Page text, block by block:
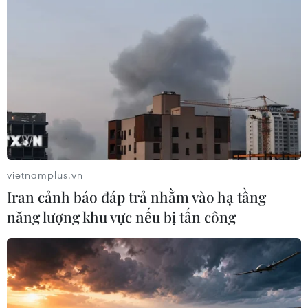
trừng phạt liên quan tới cơ sở hạt nhân ở Fordow kể từ
Iran lên án Mỹ chấm dứt lệnh miễn trừng
vietnamplus.vn
Iran cảnh báo đáp trả nhằm vào hạ tầng
năng lượng khu vực nếu bị tấn công